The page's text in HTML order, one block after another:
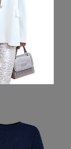
BARTH
из легкого
логотипом
РУБ.